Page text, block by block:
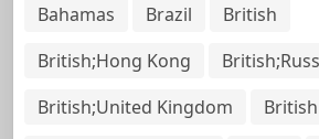
Bahamas Brazil
British
British;Hong Kong
British;United Kingdom